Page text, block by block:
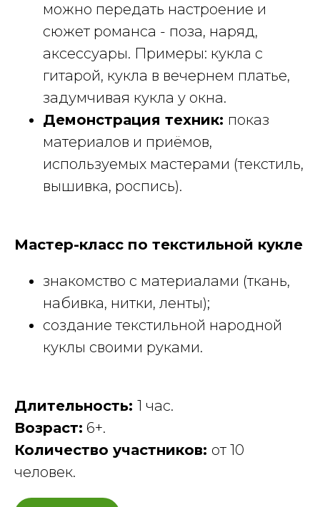
можно передать настроение и
сюжет романса - поза, наряд,
аксессуары. Примеры: кукла с
гитарой, кукла в вечернем платье,
задумчивая кукла у окна.
Демонстрация техник: показ
материалов и приёмов,
используемых мастерами (текстиль,
вышивка, роспись).
Мастер-класс по текстильной кукле
знакомство с материалами (ткань,
набивка, нитки, ленты);
создание текстильной народной
куклы своими руками.
Длительность: 1 час.
Возраст: 6+.
Количество участников: от 10
человек.